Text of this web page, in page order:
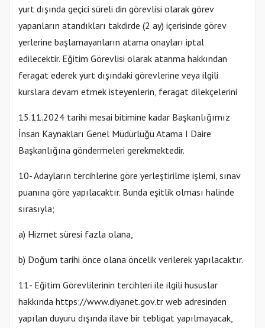
yurt dışında geçici süreli din görevlisi olarak görev
yapanların atandıkları takdirde (2 ay) içerisinde görev
yerlerine başlamayanların atama onayları iptal
edilecektir. Eğitim Görevlisi olarak atanma hakkından
feragat ederek yurt dışındaki görevlerine veya ilgili
kurslara devam etmek isteyenlerin, feragat dilekçelerini
15.11.2024 tarihi mesai bitimine kadar Başkanlığımız
İnsan Kaynakları Genel Müdürlüğü Atama I Daire
Başkanlığına göndermeleri gerekmektedir.
10- Adayların tercihlerine göre yerleştirilme işlemi, sınav
puanına göre yapılacaktır. Bunda eşitlik olması halinde
sırasıyla;
a) Hizmet süresi fazla olana,
b) Doğum tarihi önce olana öncelik verilerek yapılacaktır.
11- Eğitim Görevlilerinin tercihleri ile ilgili hususlar
hakkında https://www.diyanet.gov.tr web adresinden
yapılan duyuru dışında ilave bir tebligat yapılmayacak,